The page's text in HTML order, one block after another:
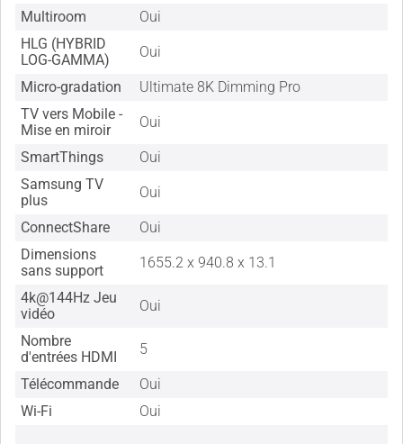
Multiroom
Oui
HLG (HYBRID
LOG-GAMMA)
Oui
Micro-gradation
Ultimate 8K Dimming Pro
TV vers Mobile -
Mise en miroir
Oui
SmartThings
Oui
Samsung TV
plus
Oui
ConnectShare
Oui
Dimensions
sans support
1655.2 x 940.8 x 13.1
4k@144Hz Jeu
vidéo
Oui
Nombre
d'entrées HDMI
5
Télécommande
Oui
Wi-Fi
Oui